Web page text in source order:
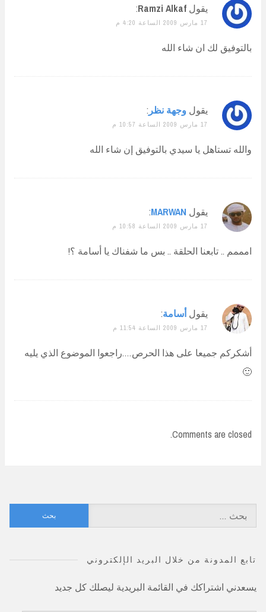
يقول Ramzi Alkaf
:
17 مارس 2009 الساعة 4:20 م
بالتوفيق لك ان شاء الله
يقول وجهة نظر :
17 مارس 2009 الساعة 10:57 م
والله تستاهل يا سيدي بالتوفيق إن شاء الله
يقول MARWAN
:
17 مارس 2009 الساعة 10:58 م
امممم .. تابعنا الحلقة .. بس ما شفناك يا أسامة ؟!
يقول أسامة:
17 مارس 2009 الساعة 11:54 م
أشكركم جميعا على هذا الحرص….راجعوا الموضوع الذي يليه
🙂
Comments are closed.
عن:
تابع المدونة من خلال البريد الإلكتروني
يسعدني اشتراكك في القائمة البريدية ليصلك كل جديد